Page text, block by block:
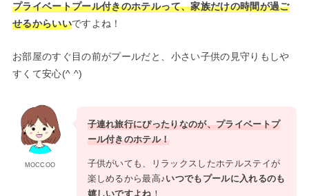
プライベートプール付きのホテルって、家族だけの時間が過ご
せるからいいですよね！
お部屋のすぐ目の前がプールだと、小さい子供の見守りもしや
すくて安心(^ ^)
MOCCOO
子連れ旅行にぴったりなのが、プライベートプ
ール付きのホテル！
子供がいても、リラックスしたホテルステイが
楽しめるから最高♪いつでもプールに入れるのも
嬉しいですよね ！